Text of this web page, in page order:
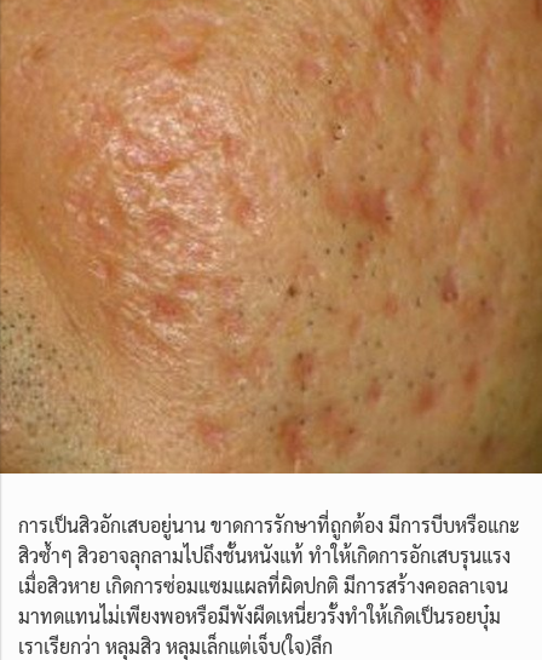
การเป็นสิวอักเสบอยู่นาน ขาดการรักษาที่ถูกต้อง มีการบีบหรือแกะ
สิวซ้ำๆ สิวอาจลุกลามไปถึงชั้นหนังแท้ ทำให้เกิดการอักเสบรุนแรง
เมื่อสิวหาย เกิดการซ่อมแซมแผลที่ผิดปกติ มีการสร้างคอลลาเจน
มาทดแทนไม่เพียงพอหรือมีพังผืดเหนี่ยวรั้งทำให้เกิดเป็นรอยบุ๋ม
เราเรียกว่า หลุมสิว หลุมเล็กแต่เจ็บ(ใจ)ลึก